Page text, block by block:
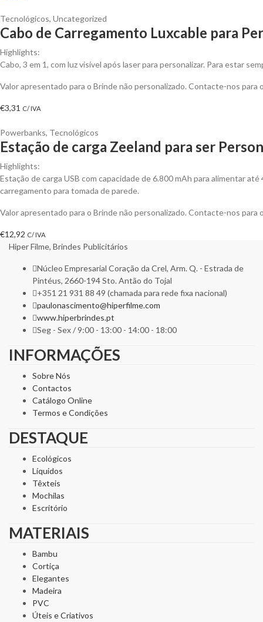
Tecnológicos, Uncategorized
Cabo de Carregamento Luxcable para
Highlights:
Cabo, 3 em 1, com luz visível após laser para personalizar. Para estar
Valor apresentado para o Brinde não personalizado. Contacte-nos
€3,31 C/ IVA
Powerbanks, Tecnológicos
Estação de carga Zeeland para ser
Highlights:
Estação de carga USB com capacidade de 6.800 mAh para alimentar
carregamento para tomada de parede.
Valor apresentado para o Brinde não personalizado. Contacte-nos
€12,92 C/ IVA
Hiper Filme, Brindes Publicitários
Núcleo Empresarial Coração da Crel, Arm. Q. - Estrada de
Pintéus, 2660-194 Sto. Antão do Tojal
+351 21 931 88 49 (chamada para rede fixa nacional)
paulonascimento@hiperfilme.com
www.hiperbrindes.pt
Seg - Sex / 9:00 - 13:00 - 14:00 - 18:00
INFORMAÇÕES
Sobre Nós
Contactos
Catálogo Online
Termos e Condições
DESTAQUE
Ecológicos
Líquidos
Têxteis
Mochilas
Escritório
MATERIAIS
Bambu
Cortiça
Elegantes
Madeira
PVC
Úteis e Criativos